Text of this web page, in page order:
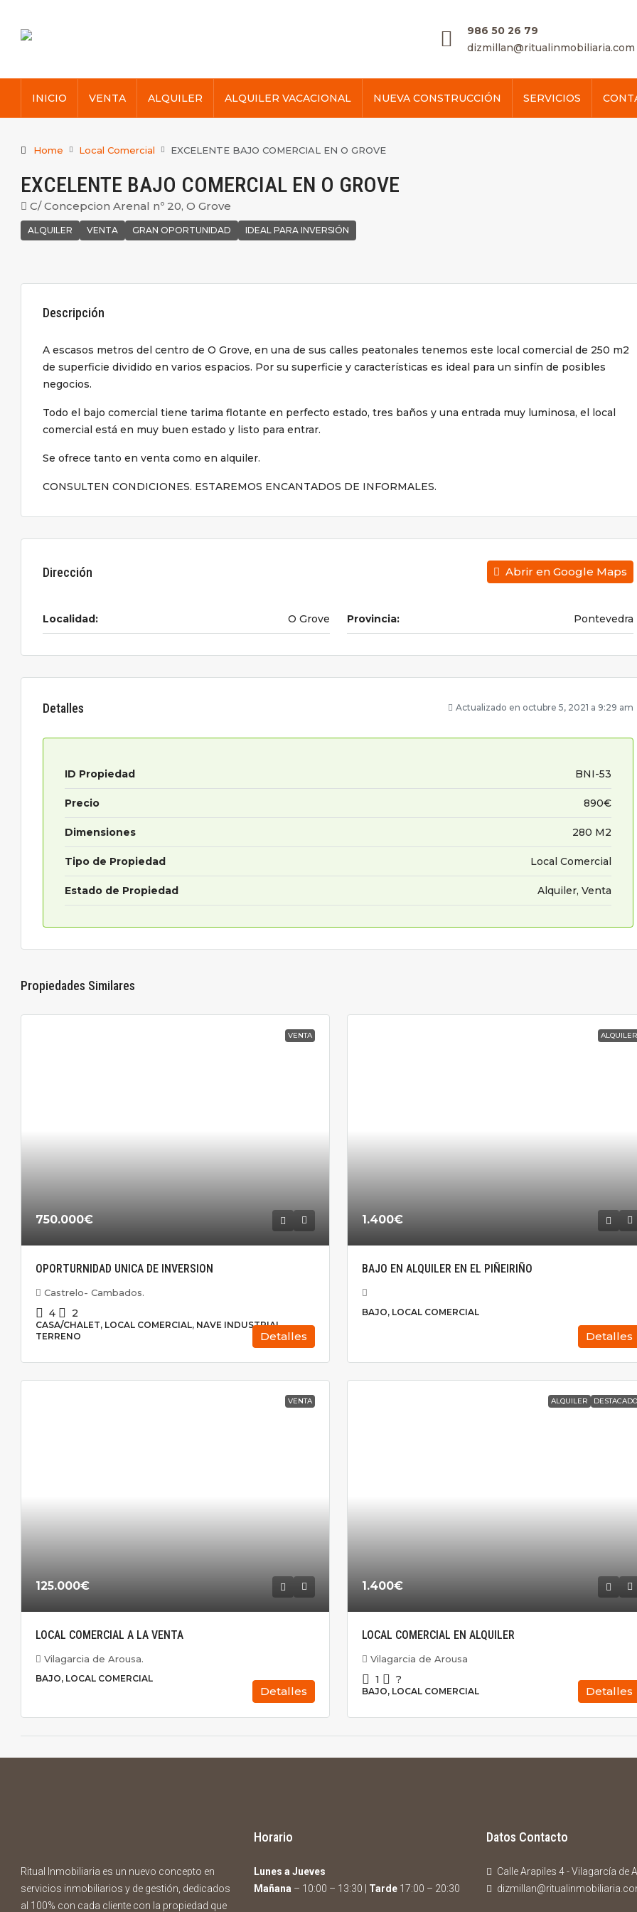
986 50 26 79
dizmillan@ritualinmobiliaria.com
INICIO VENTA ALQUILER ALQUILER VACACIONAL NUEVA CONSTRUCCIÓN SERVICIOS
Home Local Comercial EXCELENTE BAJO COMERCIAL EN O GROVE
EXCELENTE BAJO COMERCIAL EN O GROVE
C/ Concepcion Arenal nº 20, O Grove
ALQUILER VENTA GRAN OPORTUNIDAD IDEAL PARA INVERSIÓN
Descripción
A escasos metros del centro de O Grove, en una de sus calles peatonales tenemos este local comercial de 250 m2
de superficie dividido en varios espacios. Por su superficie y características es ideal para un sinfín de posibles
negocios.
Todo el bajo comercial tiene tarima flotante en perfecto estado, tres baños y una entrada muy luminosa, el local
comercial está en muy buen estado y listo para entrar.
Se ofrece tanto en venta como en alquiler.
CONSULTEN CONDICIONES. ESTAREMOS ENCANTADOS DE INFORMALES.
Dirección Abrir en Google Maps
Localidad: O Grove Provincia: Pontevedra
Detalles Actualizado en octubre 5, 2021 a 9:29 am
ID Propiedad BNI-53
Precio 890€
Dimensiones 280 M2
Tipo de Propiedad Local Comercial
Estado de Propiedad Alquiler, Venta
Propiedades Similares
VENTA
750.000€
OPORTURNIDAD UNICA DE INVERSION
Castrelo- Cambados.
4 2
CASA/CHALET, LOCAL COMERCIAL, NAVE INDUSTRIAL,
TERRENO
Detalles
ALQUILER
1.400€
BAJO EN ALQUILER EN EL PIÑEIRIÑO
BAJO, LOCAL COMERCIAL
Detalles
VENTA
125.000€
LOCAL COMERCIAL A LA VENTA
Vilagarcia de Arousa.
BAJO, LOCAL COMERCIAL
Detalles
ALQUILER DESTACADO
1.400€
LOCAL COMERCIAL EN ALQUILER
Vilagarcia de Arousa
1 ?
BAJO, LOCAL COMERCIAL Detalles
Ritual Inmobiliaria es un nuevo concepto en
servicios inmobiliarios y de gestión, dedicados
al 100% con cada cliente con la propiedad que
Horario
Lunes a Jueves
Mañana – 10:00 – 13:30 | Tarde17:00 – 20:30
Datos Contacto
Calle Arapiles 4 - Vilagarcía de